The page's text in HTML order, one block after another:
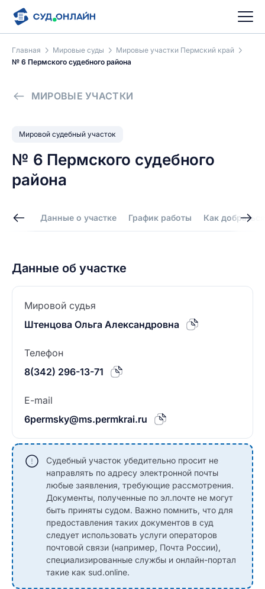
Главная Мировые суды
Мировые участки Пермский край
№ 6 Пермского судебного района
МИРОВЫЕ УЧАСТКИ
Мировой судебный участок
№ 6 Пермского судебного
района
Данные о участке График работы Как добраться
Данные об участке
Мировой судья
Штенцова Ольга Александровна
Телефон
8(342) 296-13-71
E-mail
6permsky@ms.permkrai.ru
Судебный участок убедительно просит не
направлять по адресу электронной почты
любые заявления, требующие рассмотрения.
Документы, полученные по эл.почте не могут
быть приняты судом. Важно помнить, что для
предоставления таких документов в суд
следует использовать услуги операторов
почтовой связи (например, Почта России),
специализированные службы и онлайн-портал
такие как sud.online.